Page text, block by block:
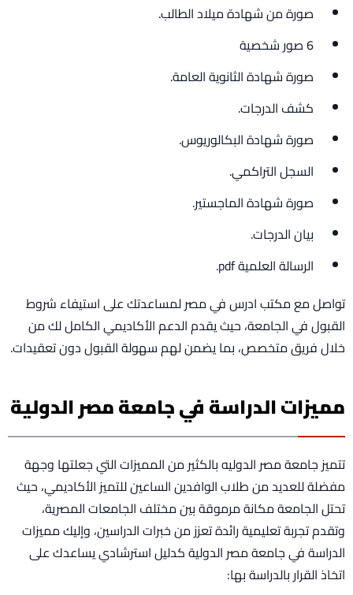
صورة من شهادة ميلاد الطالب.
6 صور شخصية
صورة شهادة الثانوية العامة.
كشف الدرجات.
صورة شهادة البكالوريوس.
السجل التراكمي.
صورة شهادة الماجستير.
بيان الدرجات.
الرسالة العلمية pdf.
تواصل مع مكتب ادرس في مصر لمساعدتك على استيفاء شروط
القبول في الجامعة، حيث يقدم الدعم الأكاديمي الكامل لك من
خلال فريق متخصص، بما يضمن لهم سهولة القبول دون تعقيدات.
مميزات الدراسة في جامعة مصر الدولية
تتميز جامعة مصر الدوليه بالكثير من المميزات التي جعلتها وجهة
مفضلة للعديد من طلاب الوافدين الساعين للتميز الأكاديمي، حيث
تحتل الجامعة مكانة مرموقة بين مختلف الجامعات المصرية،
وتقدم تجربة تعليمية رائدة تعزز من خبرات الدراسين، وإليك مميزات
الدراسة في جامعة مصر الدولية كدليل استرشادي يساعدك على
اتخاذ القرار بالدراسة بها: